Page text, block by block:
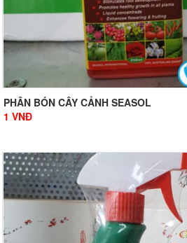
PHÂN BÓN CÂY CẢNH SEASOL
1 VNĐ